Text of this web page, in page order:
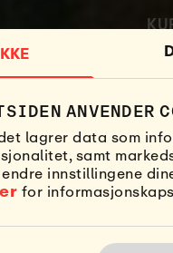
ANVENDER
lagrer data som
samt
innstillingene
for